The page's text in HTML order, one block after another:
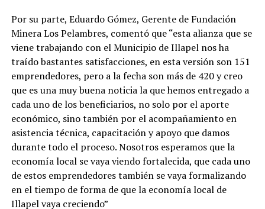
Por su parte, Eduardo Gómez, Gerente de Fundación
Minera Los Pelambres, comentó que “esta alianza que se
viene trabajando con el Municipio de Illapel nos ha
traído bastantes satisfacciones, en esta versión son 151
emprendedores, pero a la fecha son más de 420 y creo
que es una muy buena noticia la que hemos entregado a
cada uno de los beneficiarios, no solo por el aporte
económico, sino también por el acompañamiento en
asistencia técnica, capacitación y apoyo que damos
durante todo el proceso. Nosotros esperamos que la
economía local se vaya viendo fortalecida, que cada uno
de estos emprendedores también se vaya formalizando
en el tiempo de forma de que la economía local de
Illapel vaya creciendo”